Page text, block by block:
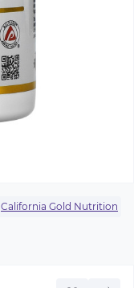
California Gold Nutrition